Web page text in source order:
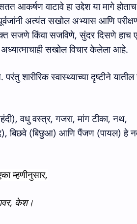
आकर्षण वाटावे हा उद्देश या मागे
अत्यंत सखोल अभ्यास आणि
सजणे किंवा सजविणे, सुंदर दिसणे हाच
सखोल विचार केलेला आहे.
.परंतु शारीरिक स्वास्थ्याच्या दृष्टीने
वधु वस्‍त्र, गजरा, मांग टीका, नथ,
बिछवे (बिछुआ) आणि पैंजण (पायल) हे
म्‍हणीनुसार,
, केश।